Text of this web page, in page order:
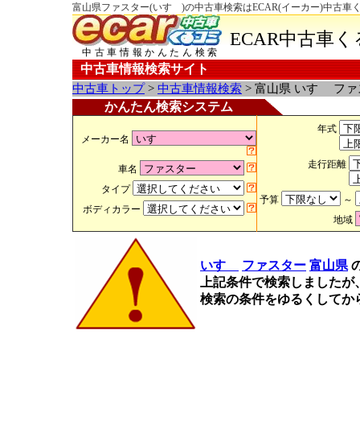
富山県ファスター(いすゞ)の中古車検索はECAR(イーカー)中古車
中古車情報かんたん検索
ECAR中古車
中古車情報検索サイト
中古車トップ> 中古車情報検索 > 富山県 いすゞ フ
かんたん検索システム
メーカー名
車名
タイプ
ボディカラー
年式
走行距離
予算
～
地域
いすゞ ファスター 富山県
上記条件で検索しました
検索の条件をゆるくして